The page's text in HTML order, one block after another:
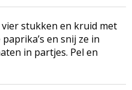
stukken en kruid met
en snij ze in
in partjes. Pel en